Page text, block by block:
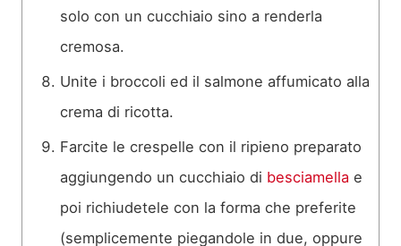
solo con un cucchiaio sino a renderla
cremosa.
Unite i broccoli ed il salmone affumicato alla
crema di ricotta.
Farcite le crespelle con il ripieno preparato
aggiungendo un cucchiaio di besciamella e
poi richiudetele con la forma che preferite
(semplicemente piegandole in due, oppure